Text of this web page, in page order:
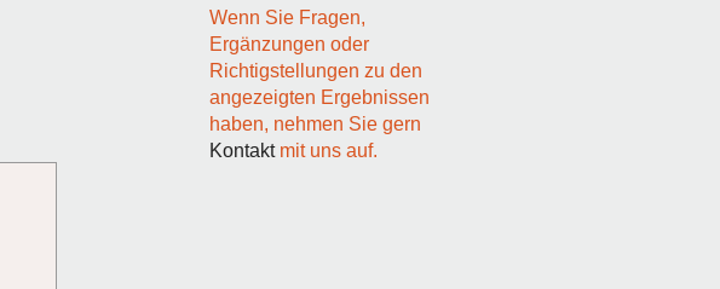
Wenn Sie Fragen,
Ergänzungen oder
Richtigstellungen zu den
angezeigten Ergebnissen
haben, nehmen Sie gern
Kontaktmit uns auf.